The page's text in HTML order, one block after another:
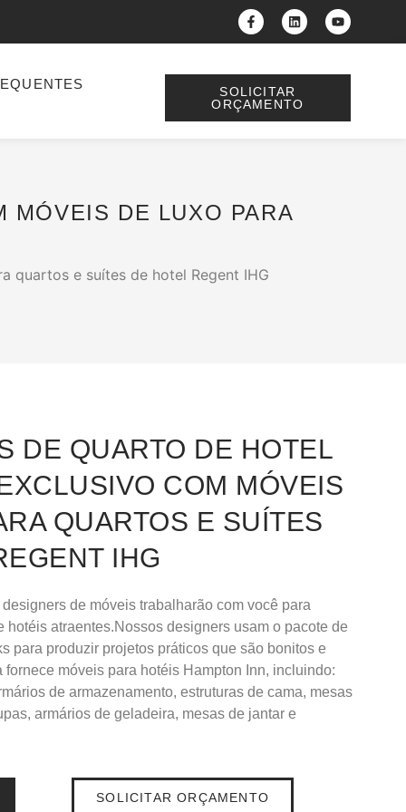
SOLICITAR
ORÇAMENTO
MÓVEIS DE LUXO PARA
quartos e suítes de hotel Regent IHG
DE QUARTO DE HOTEL
COM MÓVEIS
QUARTOS E SUÍTES
IHG
de móveis trabalharão com você para
hotéis atraentes.Nossos designers usam o pacote de
para produzir projetos práticos que são bonitos e
fornece móveis para hotéis Hampton Inn, incluindo:
de armazenamento, estruturas de cama, mesas
armários de geladeira, mesas de jantar e
SOLICITAR ORÇAMENTO